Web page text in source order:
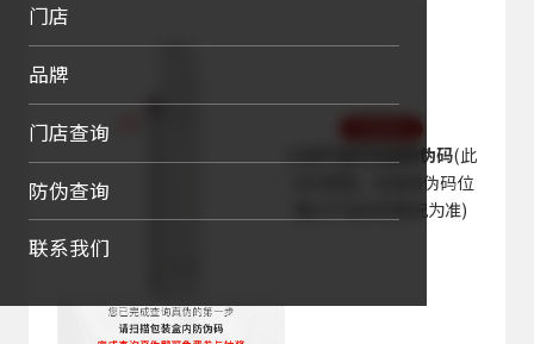
门店
品牌
门店查询
防伪查询
联系我们
产品外包装防伪码(此
为示意图，包装防伪码位
置以产品实际情况为准)